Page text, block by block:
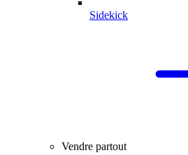
Sidekick
Vendre partout